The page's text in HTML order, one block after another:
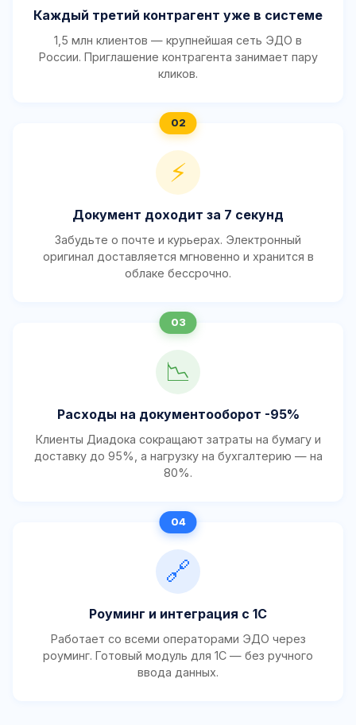
Каждый третий контрагент уже в системе
1,5 млн клиентов — крупнейшая сеть ЭДО в
России. Приглашение контрагента занимает пару
кликов.
⚡
Документ доходит за 7 секунд
Забудьте о почте и курьерах. Электронный
оригинал доставляется мгновенно и хранится в
облаке бессрочно.
📉
Расходы на документооборот -95%
Клиенты Диадока сокращают затраты на бумагу и
доставку до 95%, а нагрузку на бухгалтерию — на
80%.
🔗
Роуминг и интеграция с 1С
Работает со всеми операторами ЭДО через
роуминг. Готовый модуль для 1С — без ручного
ввода данных.